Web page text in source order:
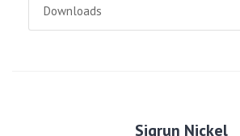
Downloads
Sigrun Nickel